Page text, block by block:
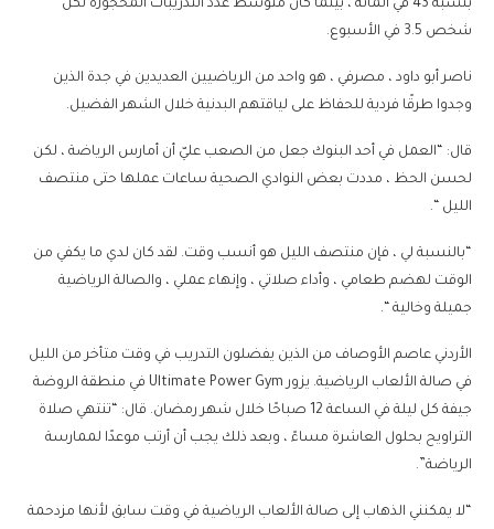
بنسبة 43 في المائة ، بينما كان متوسط ​​عدد التدريبات المحجوزة لكل
شخص 3.5 في الأسبوع.
ناصر أبو داود ، مصرفي ، هو واحد من الرياضيين العديدين في جدة الذين
وجدوا طرقًا فردية للحفاظ على لياقتهم البدنية خلال الشهر الفضيل.
قال: “العمل في أحد البنوك جعل من الصعب عليّ أن أمارس الرياضة ، لكن
لحسن الحظ ، مددت بعض النوادي الصحية ساعات عملها حتى منتصف
الليل “.
“بالنسبة لي ، فإن منتصف الليل هو أنسب وقت. لقد كان لدي ما يكفي من
الوقت لهضم طعامي ، وأداء صلاتي ، وإنهاء عملي ، والصالة الرياضية
جميلة وخالية “.
الأردني عاصم الأوصاف من الذين يفضلون التدريب في وقت متأخر من الليل
في صالة الألعاب الرياضية. يزور Ultimate Power Gym في منطقة الروضة
جيفة كل ليلة في الساعة 12 صباحًا خلال شهر رمضان. قال: “تنتهي صلاة
التراويح بحلول العاشرة مساءً ، وبعد ذلك يجب أن أرتب موعدًا لممارسة
الرياضة”.
“لا يمكنني الذهاب إلى صالة الألعاب الرياضية في وقت سابق لأنها مزدحمة